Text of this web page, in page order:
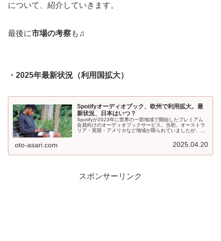
について、紹介していきます。
最後に市場の考察も♫
・2025年最新状況（利用国拡大）
Spotifyオーディオブック、欧州で利用拡大。最
新状況、日本はいつ？
Spotifyが2023年に世界の一部地域で開始したプレミアム
会員向けのオーディオブックサービス。当初、オーストラ
リア・英国・アメリカなど地域が限られていましたが、
oto-asari.com 2025.04.20
スポンサーリンク